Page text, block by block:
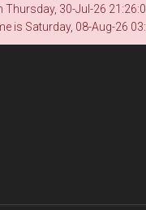
Thursday, 30-Jul-26
is Saturday, 08-Aug-26